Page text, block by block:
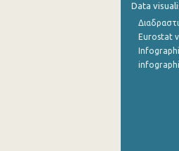
Data
Eurostat